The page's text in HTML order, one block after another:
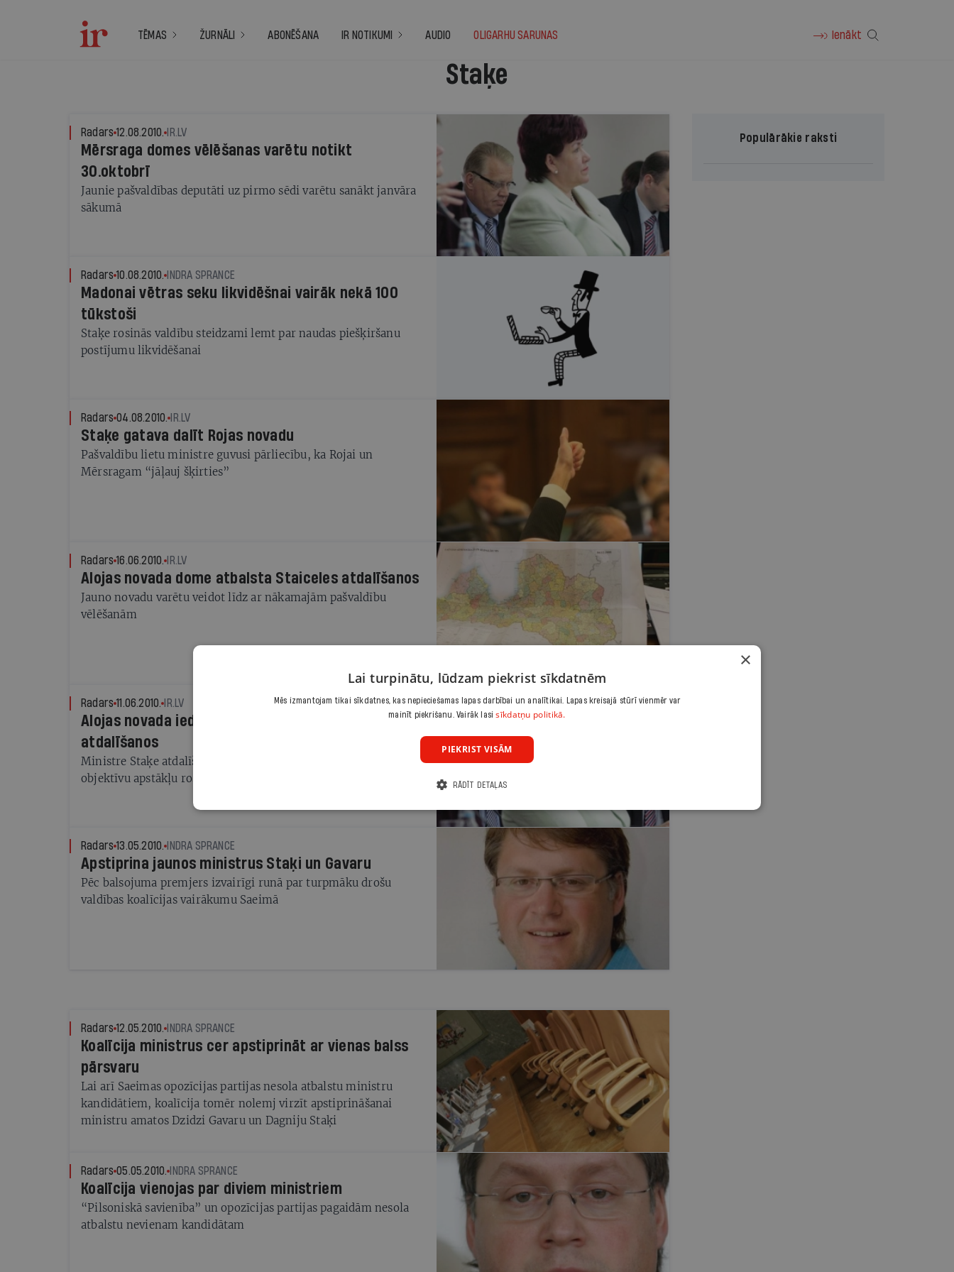
TĒMAS ŽURNĀLI ABONĒŠANA IR NOTIKUMI AUDIO OLIGARHU SARUNAS Ienākt
Staķe
Radars 12.08.2010. IR.LV
Mērsraga domes vēlēšanas varētu notikt
30.oktobrī
Jaunie pašvaldības deputāti uz pirmo sēdi varētu sanākt janvāra
sākumā
Radars 10.08.2010. INDRA SPRANCE
Madonai vētras seku likvidēšnai vairāk nekā 100
tūkstoši
Staķe rosinās valdību steidzami lemt par naudas piešķiršanu
postījumu likvidēšanai
Radars 04.08.2010. IR.LV
Staķe gatava dalīt Rojas novadu
Pašvaldību lietu ministre guvusi pārliecību, ka Rojai un
Mērsragam “jāļauj šķirties”
Radars 16.06.2010. IR.LV
Alojas novada dome atbalsta Staiceles atdalīšanos
Jauno novadu varētu veidot līdz ar nākamajām pašvaldību
vēlēšanām
Radars 11.06.2010. IR.LV
Alojas novada iedzīvotāji ir par Staiceles
atdalīšanos
Ministre Staķe atdalīšanos uzskata par deputātu strīda, ne
objektīvu apstākļu rosinātu
Radars 13.05.2010. INDRA SPRANCE
Apstiprina jaunos ministrus Staķi un Gavaru
Pēc balsojuma premjers izvairīgi runā par turpmāku drošu
valdības koalīcijas vairākumu Saeimā
Populārākie raksti
Radars 12.05.2010. INDRA SPRANCE
Koalīcija ministrus cer apstiprināt ar vienas balss
pārsvaru
Lai arī Saeimas opozīcijas partijas nesola atbalstu ministru
kandidātiem, koalīcija tomēr nolemj virzīt apstiprināšanai
ministru amatos Dzidzi Gavaru un Dagniju Staķi
Radars 05.05.2010. INDRA SPRANCE
Koalīcija vienojas par diviem ministriem
“Pilsoniskā savienība” un opozīcijas partijas pagaidām nesola
atbalstu nevienam kandidātam
×
Lai turpinātu, lūdzam piekrist sīkdatnēm
Mēs izmantojam tikai sīkdatnes, kas nepieciešamas lapas darbībai un analītikai. Lapas kreisajā stūrī vienmēr var
mainīt piekrišanu. Vairāk lasisīkdatņu politikā.
PIEKRIST VISĀM
RĀDĪT DETAĻAS